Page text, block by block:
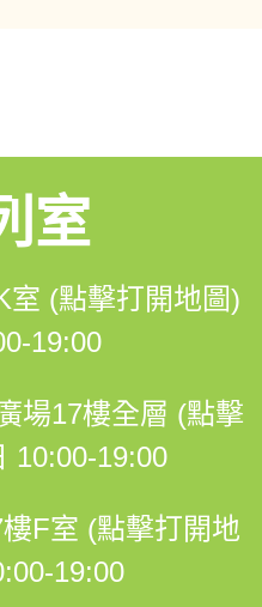
，到12樓右轉
室
室 (點擊打開地圖)
19:00
場17樓全層 (點擊
10:00-19:00
F室 (點擊打開地
19:00